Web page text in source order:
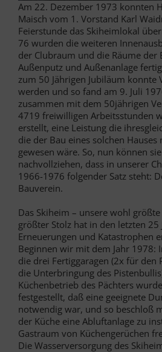
Am 22. Dezember 1973 konnten
Maisch vom 1. Vorstand Karl
Feierstunde das Skiheimlokal
76 wurden die weiteren
der Clubraum und die Räume der
Außenputz und Außenanlage
zum 50 Jährigen Jubiläum konnte
werden und so fand am 9. Juli
zusammen mit dem 50jährigen
4719 freiwilligen Arbeitsstunden
erstellt, eine Leistung die
die der Bau eines solchen
gewesen wäre. So, nun können
nachvollziehen, dass in unserer
1966-1976 folgender Satz steht:
Bauverein.
Das Skiheim – unsere wohl
größter Stolz hat in den letzten 25
Erneuerungen und Katastrophen
Beginnen wir mit dem Jahr 1978:
die drei Fertiggaragen (2x für den
die Unterbringung des
Küchenbetrieb des Pächters
festgestellt, daß eine geeignete
notwendig war, und so beschloß
der Küche eine Abluftanlage zu
Gastraum von Küchengerüchen
Die Wasserversorgung des